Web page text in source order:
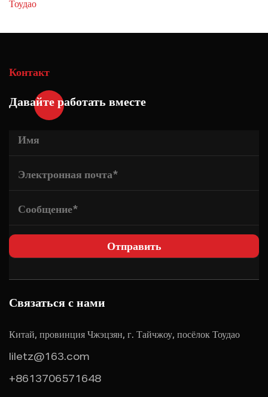
Тоудао
Контакт
Давайте работать вместе
Связаться с нами
Китай, провинция Чжэцзян, г. Тайчжоу, посёлок Тоудао
liletz@163.com
+8613706571648